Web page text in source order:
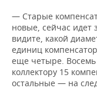
— Старые
новые, сейчас
видите, какой
единиц
еще четыре. Восемь
коллектору 15
остальные — на